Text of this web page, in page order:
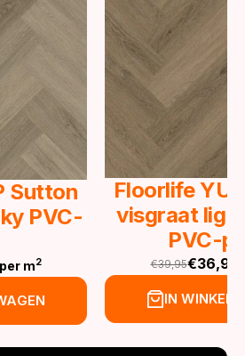
Sutton
PVC-
m2
Floorlife
visgraat
PVC-
€39,95
prijs
€36,95
Huidige
prijs
IN